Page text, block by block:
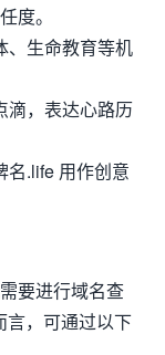
度。
、生命教育等机
滴，表达心路历
名.life 用作创意
要进行域名查
言，可通过以下